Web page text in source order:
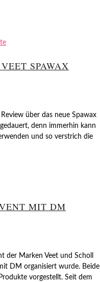
SPAWAX
über das neue Spawax
denn immerhin kann
und so verstrich die
MIT DM
der Marken Veet und Scholl
DM organisiert wurde. Beide
vorgestellt. Seit dem